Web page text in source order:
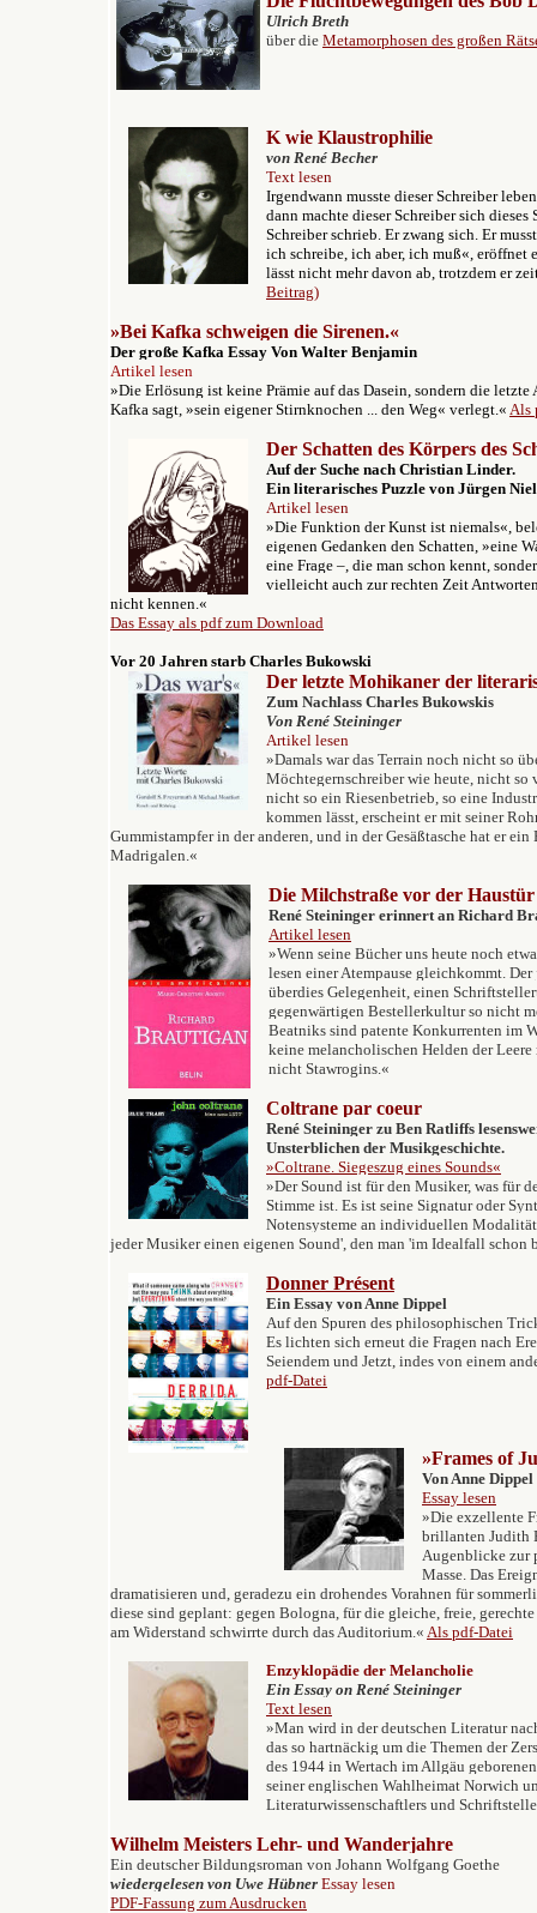
Ulrich Breth
über die Metamorphosen des großen
K wie Klaustrophilie
von René Becher
Text lesen
Irgendwann musste dieser Schreiber
dann machte dieser Schreiber sich
Schreiber schrieb. Er zwang sich. Er
ich schreibe, ich aber, ich muß«, eröffnet
lässt nicht mehr davon ab, trotzdem er
Beitrag)
»Bei Kafka schweigen die Sirenen.«
Der große Kafka Essay Von Walter Benjamin
Artikel lesen
»Die Erlösung ist keine Prämie auf das Dasein, sondern die
Kafka sagt, »sein eigener Stirnknochen ... den Weg« verlegt.« Als
Der Schatten des Körpers des
Auf der Suche nach Christian Linder.
Ein literarisches Puzzle von Jürgen
Artikel lesen
»Die Funktion der Kunst ist niemals«,
eigenen Gedanken den Schatten, »eine
eine Frage –, die man schon kennt,
vielleicht auch zur rechten Zeit
nicht kennen.«
Das Essay als pdf zum Download
Vor 20 Jahren starb Charles Bukowski
Der letzte Mohikaner der
Zum Nachlass Charles Bukowskis
Von René Steininger
Artikel lesen
»Damals war das Terrain noch nicht so
Möchtegernschreiber wie heute, nicht
nicht so ein Riesenbetrieb, so eine
kommen lässt, erscheint er mit seiner
Gummistampfer in der anderen, und in der Gesäßtasche hat er
Madrigalen.«
Die Milchstraße vor der Haustür
René Steininger erinnert an Richard
Artikel lesen
»Wenn seine Bücher uns heute noch
lesen einer Atempause gleichkommt.
überdies Gelegenheit, einen
gegenwärtigen Bestellerkultur so nicht
Beatniks sind patente Konkurrenten im
keine melancholischen Helden der Leere
nicht Stawrogins.«
Coltrane par coeur
René Steininger zu Ben Ratliffs
Unsterblichen der Musikgeschichte.
»Coltrane. Siegeszug eines Sounds«
»Der Sound ist für den Musiker, was für
Stimme ist. Es ist seine Signatur oder
Notensysteme an individuellen
jeder Musiker einen eigenen Sound', den man 'im Idealfall schon
Donner Présent
Ein Essay von Anne Dippel
Auf den Spuren des philosophischen
Es lichten sich erneut die Fragen nach
Seiendem und Jetzt, indes von einem
pdf-Datei
»Frames of
Von Anne Dippel
Essay lesen
»Die exzellente
brillanten Judith
Augenblicke zur
Masse. Das
dramatisieren und, geradezu ein drohendes Vorahnen für
diese sind geplant: gegen Bologna, für die gleiche, freie,
am Widerstand schwirrte durch das Auditorium.« Als pdf-Datei
Enzyklopädie der Melancholie
Ein Essay on René Steininger
Text lesen
»Man wird in der deutschen Literatur
das so hartnäckig um die Themen der
des 1944 in Wertach im Allgäu
seiner englischen Wahlheimat Norwich
Literaturwissenschaftlers und
Wilhelm Meisters Lehr- und Wanderjahre
Ein deutscher Bildungsroman von Johann Wolfgang Goethe
wiedergelesen von Uwe Hübner Essay lesen
PDF-Fassung zum Ausdrucken